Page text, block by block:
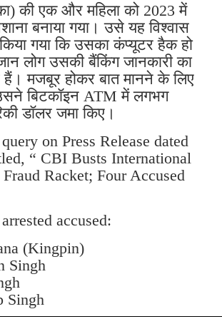
की एक और महिला को 2023 में
बनाया गया। उसे यह विश्वास
गया कि उसका कंप्यूटर हैक हो
लोग उसकी बैंकिंग जानकारी का
मजबूर होकर बात मानने के लिए
बिटकॉइन ATM में लगभग
डॉलर जमा किए।
on Press Release dated
“ CBI Busts International
Racket; Four Accused
accused:
(Kingpin)
Singh
Singh